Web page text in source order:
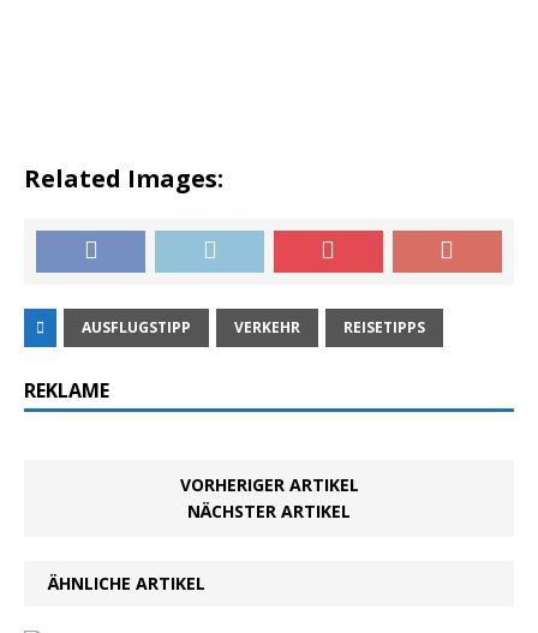
Related Images:
AUSFLUGSTIPP VERKEHR REISETIPPS
REKLAME
VORHERIGER ARTIKEL
NÄCHSTER ARTIKEL
ÄHNLICHE ARTIKEL